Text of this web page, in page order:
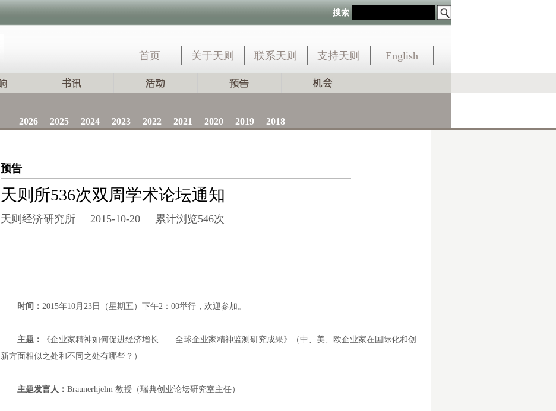
搜索
首页 关于天则 联系天则 支持天则 English
2026 2025 2024 2023 2022 2021 2020 2019 2018
预告
天则所536次双周学术论坛通知
天则经济研究所 2015-10-20 累计浏览546次
时间： 2015年10月 23日（星期五）下午2： 00举行，欢迎参加。
主题：
《企业家精神如何促进经济增长——全球企业家精神监测研究成果》（中、美、欧企业家在国际化和创
新方面相似之处和不同之处有哪些？）
主题发言人： Braunerhjelm 教授（瑞典创业论坛研究室主任）